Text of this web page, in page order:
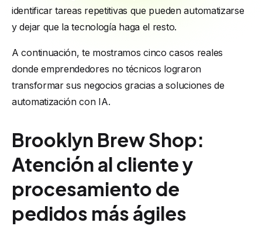
identificar tareas repetitivas que pueden automatizarse
y dejar que la tecnología haga el resto.
A continuación, te mostramos cinco casos reales
donde emprendedores no técnicos lograron
transformar sus negocios gracias a soluciones de
automatización con IA.
Brooklyn Brew Shop:
Atención al cliente y
procesamiento de
pedidos más ágiles